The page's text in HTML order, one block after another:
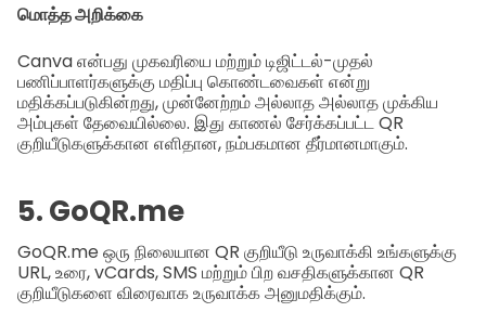
மொத்த அறிக்கை
Canva என்பது முகவரியை மற்றும் டிஜிட்டல்-முதல்
பணிப்பாளர்களுக்கு மதிப்பு கொண்டவைகள் என்று
மதிக்கப்படுகின்றது, முன்னேற்றம் அல்லாத அல்லாத முக்கிய
அம்புகள் தேவையில்லை. இது காணல் சேர்க்கப்பட்ட QR
குறியீடுகளுக்கான எளிதான, நம்பகமான தீர்மானமாகும்.
5. GoQR.me
GoQR.me ஒரு நிலையான QR குறியீடு உருவாக்கி உங்களுக்கு
URL, உரை, vCards, SMS மற்றும் பிற வசதிகளுக்கான QR
குறியீடுகளை விரைவாக உருவாக்க அனுமதிக்கும்.